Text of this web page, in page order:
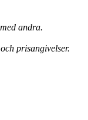
andra.
prisangivelser.